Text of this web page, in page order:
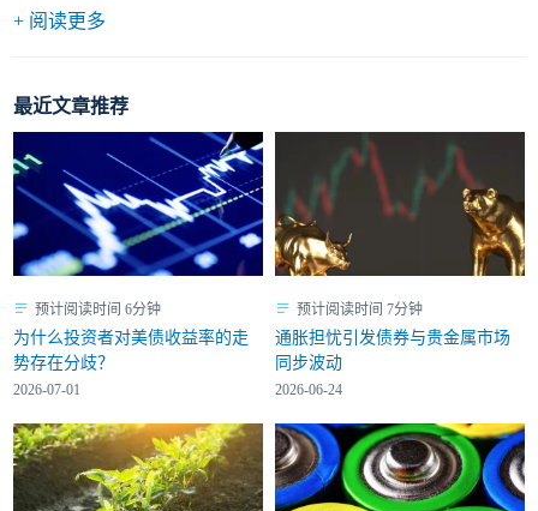
+ 阅读更多
最近文章推荐
预计阅读时间 6分钟
为什么投资者对美债收益率的走
势存在分歧？
2026-07-01
预计阅读时间 7分钟
通胀担忧引发债券与贵金属市场
同步波动
2026-06-24